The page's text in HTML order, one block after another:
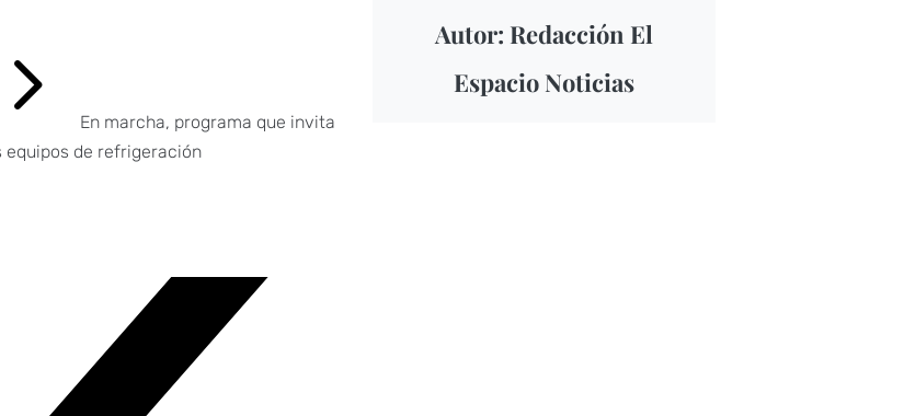
5
En marcha, programa que invita
de refrigeración
Autor: Redacción El
Espacio Noticias